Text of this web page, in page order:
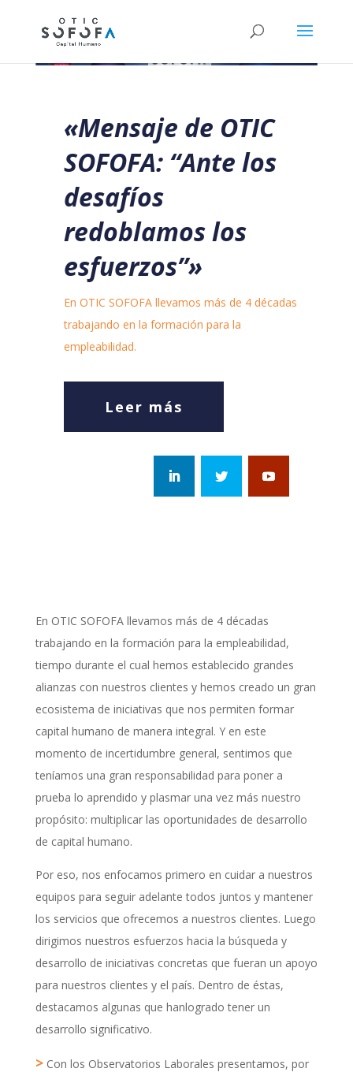
«Mensaje de OTIC
SOFOFA: “Ante los
desafíos
redoblamos los
esfuerzos”»
En OTIC SOFOFA llevamos más de 4 décadas
trabajando en la formación para la
empleabilidad.
Leer más
En OTIC SOFOFA llevamos más de 4 décadas
trabajando en la formación para la empleabilidad,
tiempo durante el cual hemos establecido grandes
alianzas con nuestros clientes y hemos creado un gran
ecosistema de iniciativas que nos permiten formar
capital humano de manera integral. Y en este
momento de incertidumbre general, sentimos que
teníamos una gran responsabilidad para poner a
prueba lo aprendido y plasmar una vez más nuestro
propósito: multiplicar las oportunidades de desarrollo
de capital humano.
Por eso, nos enfocamos primero en cuidar a nuestros
equipos para seguir adelante todos juntos y mantener
los servicios que ofrecemos a nuestros clientes. Luego
dirigimos nuestros esfuerzos hacia la búsqueda y
desarrollo de iniciativas concretas que fueran un apoyo
para nuestros clientes y el país. Dentro de éstas,
destacamos algunas que hanlogrado tener un
desarrollo significativo.
>Con los Observatorios Laborales presentamos, por